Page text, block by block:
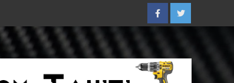
FacebookTwitter